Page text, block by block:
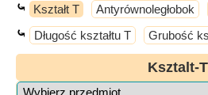
⤿ Kształt T Antyrównoległobok
⤿ Długość kształtu T Grubość
Ksztalt-T